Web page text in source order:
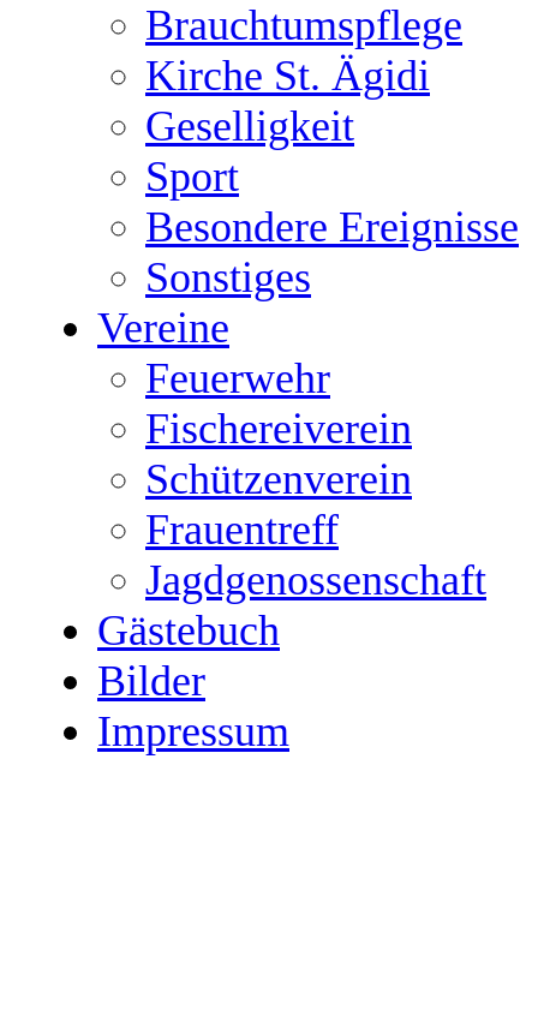
Brauchtumspflege
Kirche St. Ägidi
Geselligkeit
Sport
Besondere Ereignisse
Sonstiges
Vereine
Feuerwehr
Fischereiverein
Schützenverein
Frauentreff
Jagdgenossenschaft
Gästebuch
Bilder
Impressum